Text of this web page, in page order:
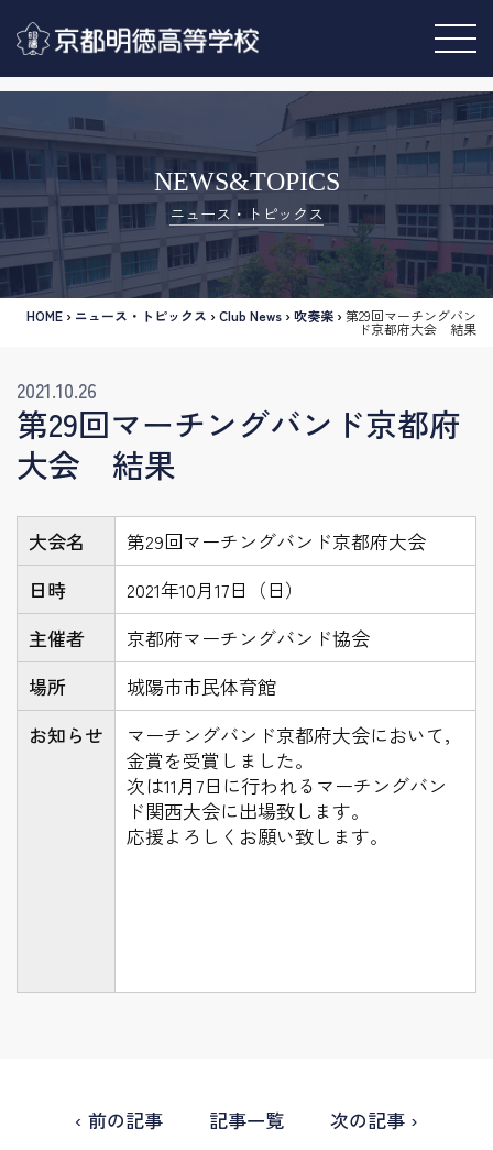
NEWS&TOPICS
ニュース・トピックス
HOME › ニュース・トピックス ›Club News ›吹奏楽 ›第29回マーチングバン
ド京都府大会 結果
2021.10.26
第29回マーチングバンド京都府
大会 結果
大会名
第29回マーチングバンド京都府大会
日時
2021年10月17日（日）
主催者
京都府マーチングバンド協会
場所
城陽市市民体育館
お知らせ
マーチングバンド京都府大会において，
金賞を受賞しました。
次は11月7日に行われるマーチングバン
ド関西大会に出場致します。
応援よろしくお願い致します。
‹ 前の記事 記事一覧 次の記事 ›